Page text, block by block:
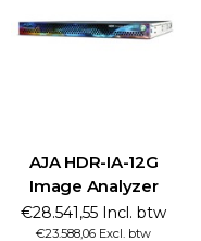
AJA HDR-IA-12G
Image Analyzer
€28.541,55 Incl. btw
€23.588,06 Excl. btw